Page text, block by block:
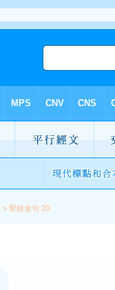
> 聖經金句 20